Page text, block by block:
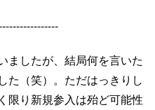
ましたが、結局何を言いた
た（笑）。ただはっきりし
限り新規参入は殆ど可能性